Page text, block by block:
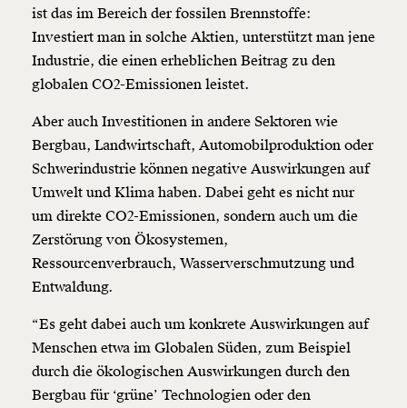
ist das im Bereich der fossilen Brennstoffe:
Investiert man in solche Aktien, unterstützt man jene
Industrie, die einen erheblichen Beitrag zu den
globalen CO2-Emissionen leistet.
Aber auch Investitionen in andere Sektoren wie
Bergbau, Landwirtschaft, Automobilproduktion oder
Schwerindustrie können negative Auswirkungen auf
Umwelt und Klima haben. Dabei geht es nicht nur
um direkte CO2-Emissionen, sondern auch um die
Zerstörung von Ökosystemen,
Ressourcenverbrauch, Wasserverschmutzung und
Entwaldung.
“Es geht dabei auch um konkrete Auswirkungen auf
Menschen etwa im Globalen Süden, zum Beispiel
durch die ökologischen Auswirkungen durch den
Bergbau für ‘grüne’ Technologien oder den